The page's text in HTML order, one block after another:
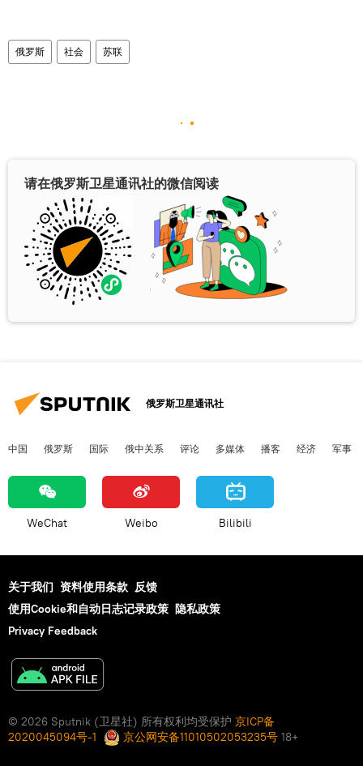
俄罗斯 社会 苏联
请在俄罗斯卫星通讯社的微信阅读
俄罗斯卫星通讯社
中国 俄罗斯 国际 俄中关系 评论 多媒体 播客 经济 军事
WeChat Weibo Bilibili
关于我们 资料使用条款 反馈
使用Cookie和自动日志记录政策 隐私政策
Privacy Feedback
© 2026 Sputnik (卫星社) 所有权利均受保护 京ICP备
2020045094号-1
京公网安备11010502053235号 18+